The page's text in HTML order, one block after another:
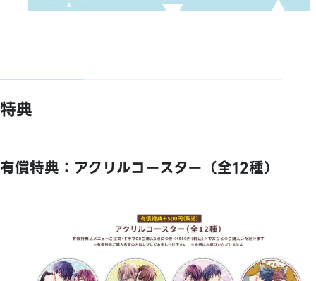
特典
有償特典：アクリルコースター（全12種）